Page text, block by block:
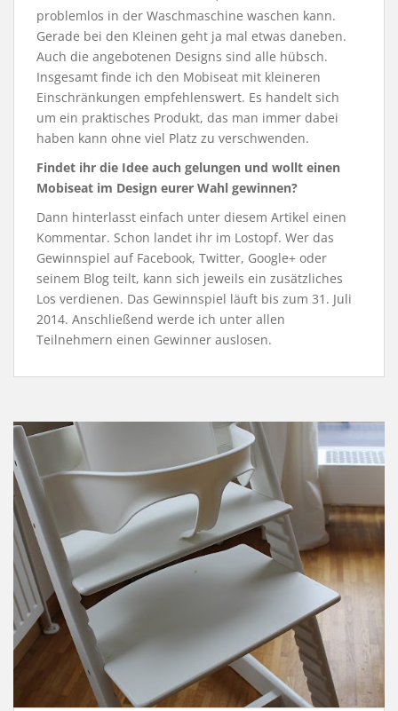
problemlos in der Waschmaschine waschen kann.
Gerade bei den Kleinen geht ja mal etwas daneben.
Auch die angebotenen Designs sind alle hübsch.
Insgesamt finde ich den Mobiseat mit kleineren
Einschränkungen empfehlenswert. Es handelt sich
um ein praktisches Produkt, das man immer dabei
haben kann ohne viel Platz zu verschwenden.
Findet ihr die Idee auch gelungen und wollt einen
Mobiseat im Design eurer Wahl gewinnen?
Dann hinterlasst einfach unter diesem Artikel einen
Kommentar. Schon landet ihr im Lostopf. Wer das
Gewinnspiel auf Facebook, Twitter, Google+ oder
seinem Blog teilt, kann sich jeweils ein zusätzliches
Los verdienen. Das Gewinnspiel läuft bis zum 31. Juli
2014. Anschließend werde ich unter allen
Teilnehmern einen Gewinner auslosen.